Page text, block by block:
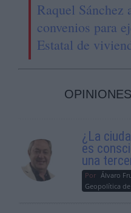
Raquel Sánchez
convenios para
Estatal de
¿La
es
una
Por Álvaro
Geopolítica